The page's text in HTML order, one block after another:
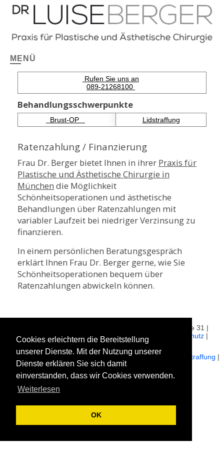
Cookies erleichtern die Bereitstellung
unserer Dienste. Mit der Nutzung unserer
Dienste erklären Sie sich damit
einverstanden, dass wir Cookies verwenden.
Weiterlesen
OK
MENÜ
Rufen Sie uns an
089-21268100
Behandlungsschwerpunkte
Brust-OP Lidstraffung
Ratenzahlung / Finanzierung
Frau Dr. Berger bietet Ihnen in ihrer Praxis für
Plastische und Ästhetische Chirurgie in
München die Möglichkeit
Schönheitsoperationen und ästhetische
Behandlungen über Ratenzahlungen mit
variabler Laufzeit bei niedriger Verzinsung zu
finanzieren.
In einem persönlichen Beratungsgespräch
erklärt Ihnen Frau Dr. Berger gerne, wie Sie
Schönheitsoperationen bequem über
Ratenzahlungen abwickeln können.
© 2026 plastischechirurgie-muenchen.com | Theatinerstraße 31 |
80333 München |
Leistungsübersicht | Impressum Datenschutz |
Expertenteam|Fakten
Brustvergrößerung|Schamlippenverkleinerung |Augenlidstraffung |
Botox®
Dr.Luise Berger - Praxis für Plastische Chirurgie
Bewertungen auf ProvenExpert.com